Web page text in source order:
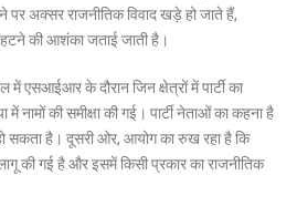
पर अक्सर राजनीतिक विवाद खड़े हो जाते हैं,
की आशंका जताई जाती है।
में एसआईआर के दौरान जिन क्षेत्रों में पार्टी का
नामों की समीक्षा की गई। पार्टी नेताओं का कहना है
सकता है। दूसरी ओर, आयोग का रुख रहा है कि
की गई है और इसमें किसी प्रकार का राजनीतिक